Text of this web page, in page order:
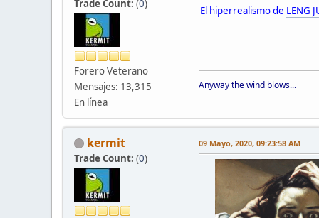
Trade Count: (0)
Forero Veterano
Mensajes: 13,315
En línea
El hiperrealismo de LENG
Anyway the wind blows...
kermit
Trade Count: (0)
09 Mayo, 2020, 09:23:58 AM